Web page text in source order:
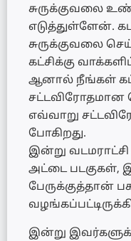
சுருக்குவலை
எடுத்துள்ளேன்.
சுருக்குவலை
கட்சிக்கு
ஆனால் நீங்கள்
எவ்வாறு
போகிறது.
இன்று வடமராட்சி
அட்டை படகுகள்,
பேருக்குத்தான்
இன்று